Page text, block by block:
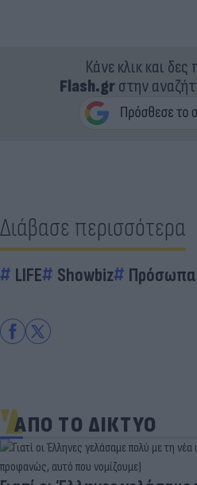
Κάνε κλικ και δες
Flash.grστην
Διάβασε περισσότερα
LIFE Showbiz Πρόσωπα
ΑΠΟ ΤΟ ΔΙΚΤΥΟ